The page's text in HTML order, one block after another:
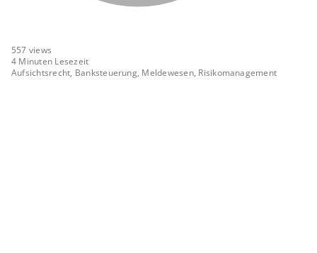
557 views
4 Minuten Lesezeit
Aufsichtsrecht, Banksteuerung, Meldewesen, Risikomanagement